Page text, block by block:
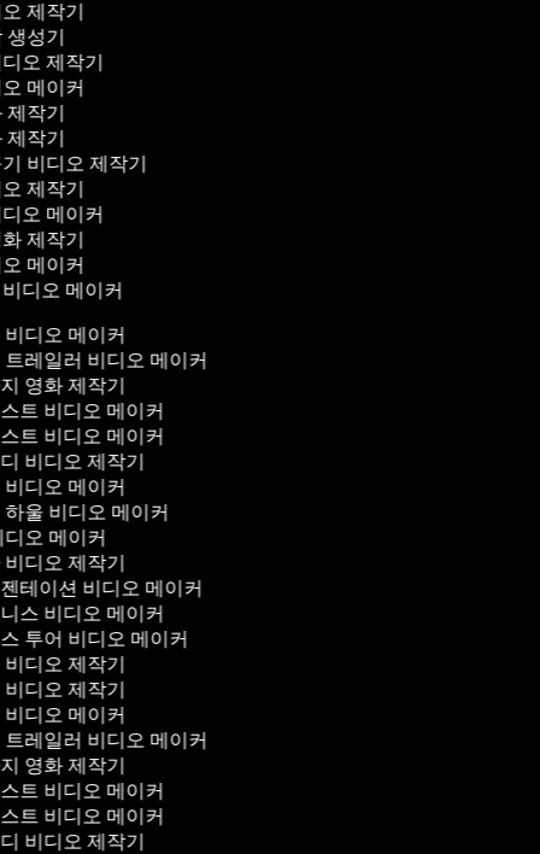
오 제작기
생성기
디오 제작기
오 메이커
제작기
제작기
기 비디오 제작기
오 제작기
디오 메이커
화 제작기
오 메이커
비디오 메이커
디오 메이커
레일러 비디오 메이커
영화 제작기
트 비디오 메이커
트 비디오 메이커
비디오 제작기
디오 메이커
울 비디오 메이커
오 메이커
디오 제작기
테이션 비디오 메이커
스 비디오 메이커
투어 비디오 메이커
디오 제작기
디오 제작기
디오 메이커
레일러 비디오 메이커
영화 제작기
트 비디오 메이커
트 비디오 메이커
비디오 제작기